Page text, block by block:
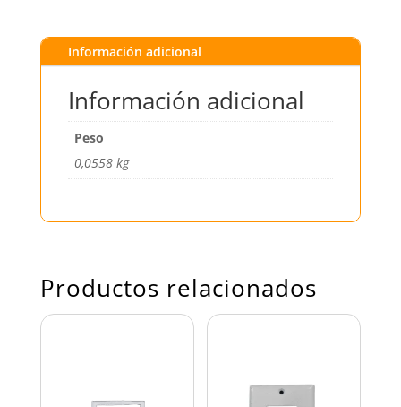
Información adicional
Información adicional
Peso
0,0558 kg
Productos relacionados